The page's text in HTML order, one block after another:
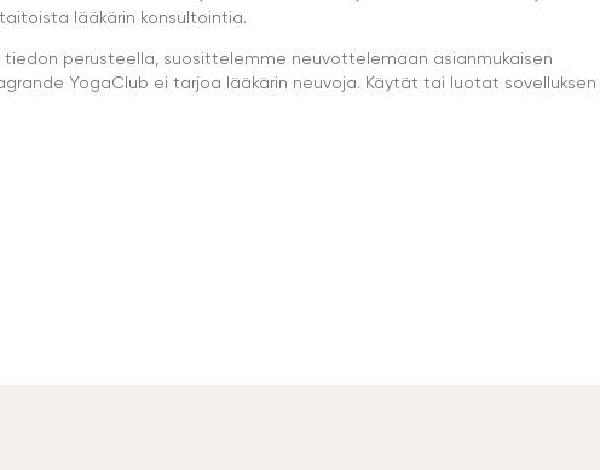
lääkärin konsultointia.
tiedon perusteella, suosittelemme neuvottelemaan asianmukaisen
YogaClub ei tarjoa lääkärin neuvoja. Käytät tai luotat sovelluksen